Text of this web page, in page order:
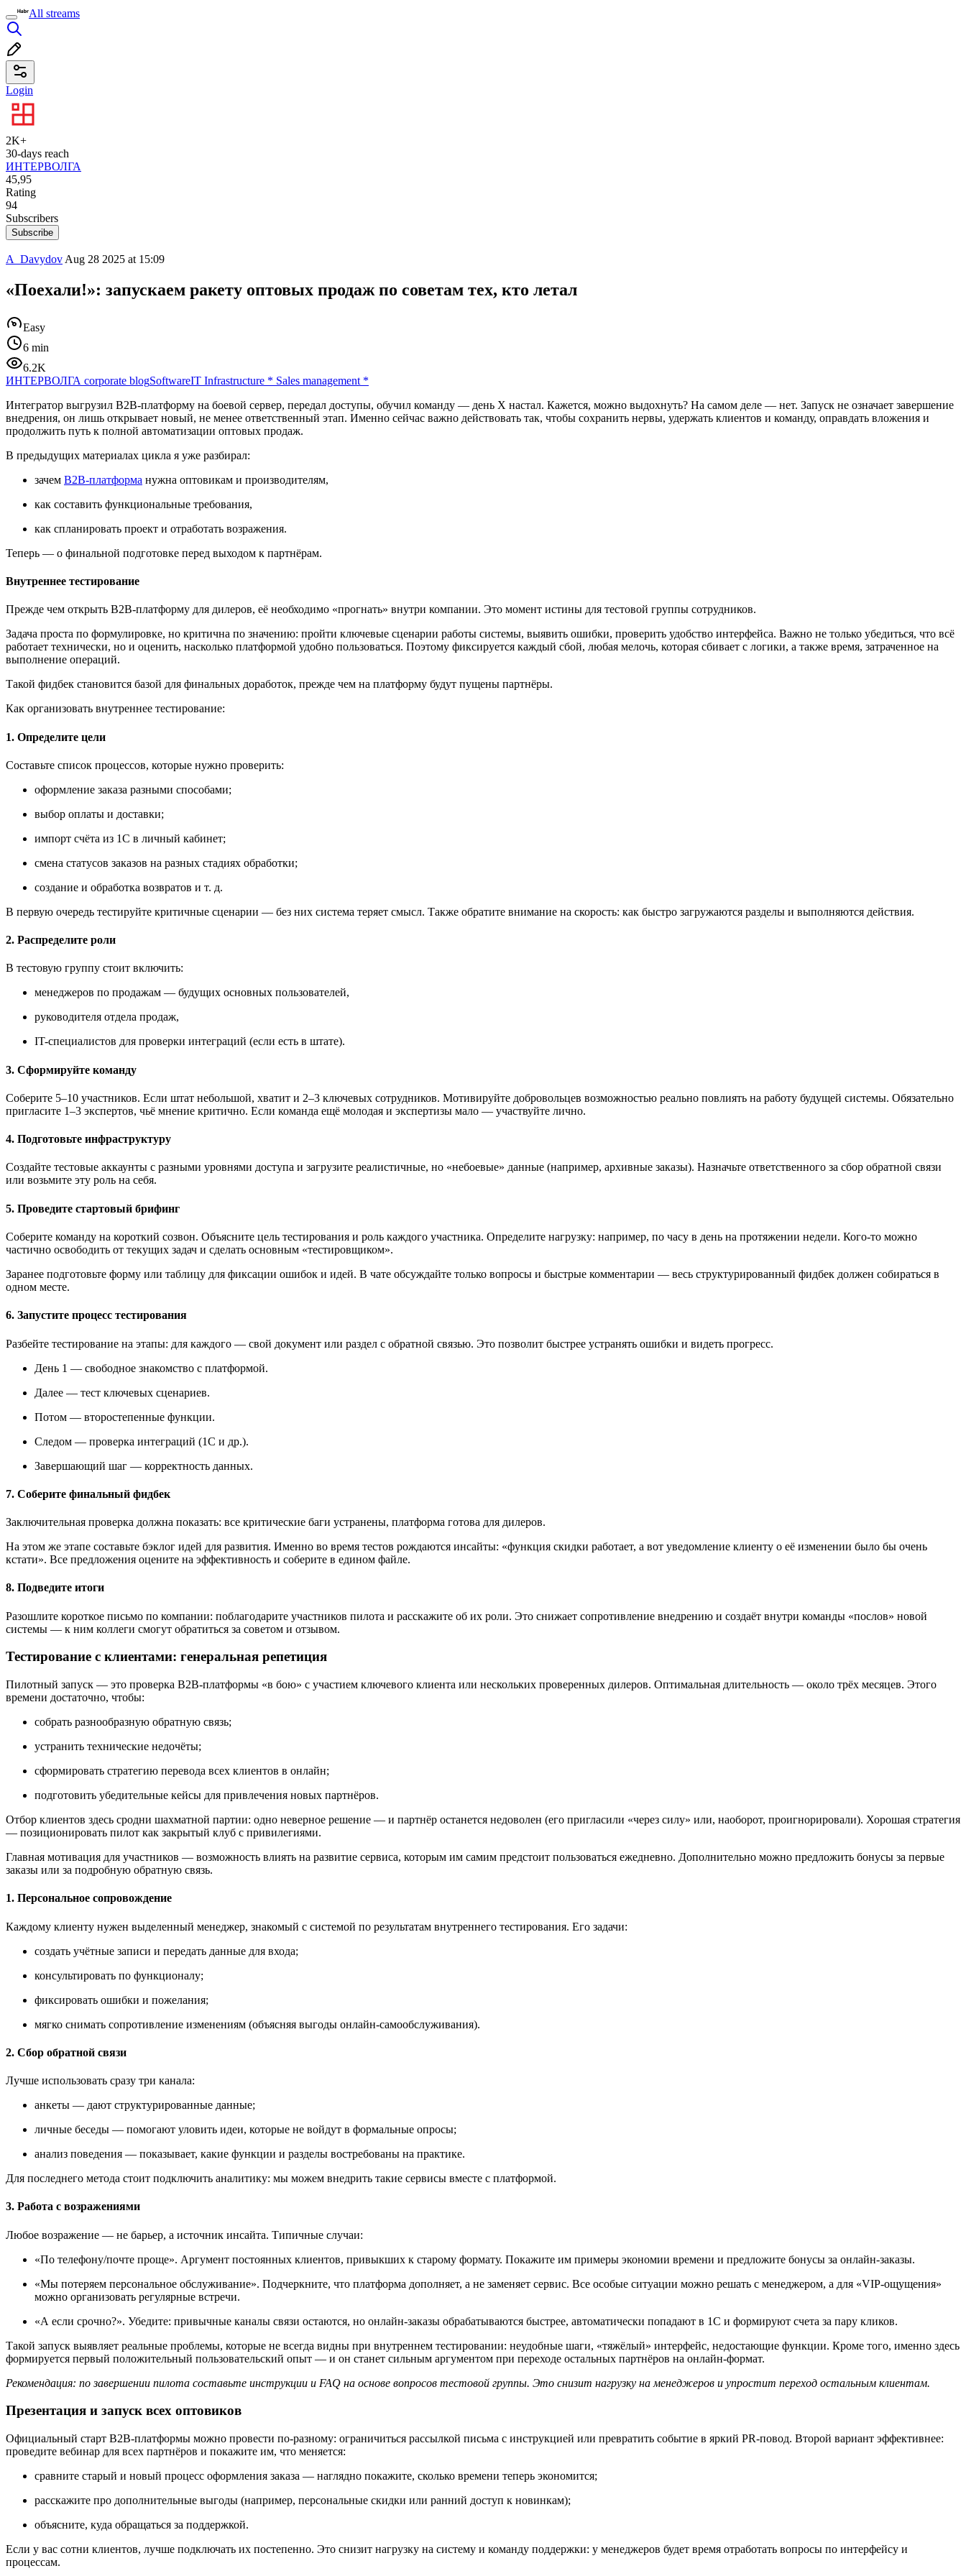
All streams
Login
2K+
30-days reach
ИНТЕРВОЛГА
45,95
Rating
94
Subscribers
Subscribe
A_Davydov Aug 28 2025 at 15:09
«Поехали!»: запускаем ракету оптовых продаж по советам тех, кто летал
Easy
6 min
6.2K
ИНТЕРВОЛГА corporate blogSoftwareIT Infrastructure * Sales management *
Интегратор выгрузил B2B-платформу на боевой сервер, передал доступы, обучил команду — день X настал. Кажется, можно выдохнуть? На самом деле — нет. Запуск не означает завершение
внедрения, он лишь открывает новый, не менее ответственный этап. Именно сейчас важно действовать так, чтобы сохранить нервы, удержать клиентов и команду, оправдать вложения и
продолжить путь к полной автоматизации оптовых продаж.
В предыдущих материалах цикла я уже разбирал:
зачем B2B-платформа нужна оптовикам и производителям,
как составить функциональные требования,
как спланировать проект и отработать возражения.
Теперь — о финальной подготовке перед выходом к партнёрам.
Внутреннее тестирование
Прежде чем открыть B2B-платформу для дилеров, её необходимо «прогнать» внутри компании. Это момент истины для тестовой группы сотрудников.
Задача проста по формулировке, но критична по значению: пройти ключевые сценарии работы системы, выявить ошибки, проверить удобство интерфейса. Важно не только убедиться, что всё
работает технически, но и оценить, насколько платформой удобно пользоваться. Поэтому фиксируется каждый сбой, любая мелочь, которая сбивает с логики, а также время, затраченное на
выполнение операций.
Такой фидбек становится базой для финальных доработок, прежде чем на платформу будут пущены партнёры.
Как организовать внутреннее тестирование:
1. Определите цели
Составьте список процессов, которые нужно проверить:
оформление заказа разными способами;
выбор оплаты и доставки;
импорт счёта из 1С в личный кабинет;
смена статусов заказов на разных стадиях обработки;
создание и обработка возвратов и т. д.
В первую очередь тестируйте критичные сценарии — без них система теряет смысл. Также обратите внимание на скорость: как быстро загружаются разделы и выполняются действия.
2. Распределите роли
В тестовую группу стоит включить:
менеджеров по продажам — будущих основных пользователей,
руководителя отдела продаж,
IT-специалистов для проверки интеграций (если есть в штате).
3. Сформируйте команду
Соберите 5–10 участников. Если штат небольшой, хватит и 2–3 ключевых сотрудников. Мотивируйте добровольцев возможностью реально повлиять на работу будущей системы. Обязательно
пригласите 1–3 экспертов, чьё мнение критично. Если команда ещё молодая и экспертизы мало — участвуйте лично.
4. Подготовьте инфраструктуру
Создайте тестовые аккаунты с разными уровнями доступа и загрузите реалистичные, но «небоевые» данные (например, архивные заказы). Назначьте ответственного за сбор обратной связи
или возьмите эту роль на себя.
5. Проведите стартовый брифинг
Соберите команду на короткий созвон. Объясните цель тестирования и роль каждого участника. Определите нагрузку: например, по часу в день на протяжении недели. Кого-то можно
частично освободить от текущих задач и сделать основным «тестировщиком».
Заранее подготовьте форму или таблицу для фиксации ошибок и идей. В чате обсуждайте только вопросы и быстрые комментарии — весь структурированный фидбек должен собираться в
одном месте.
6. Запустите процесс тестирования
Разбейте тестирование на этапы: для каждого — свой документ или раздел с обратной связью. Это позволит быстрее устранять ошибки и видеть прогресс.
День 1 — свободное знакомство с платформой.
Далее — тест ключевых сценариев.
Потом — второстепенные функции.
Следом — проверка интеграций (1С и др.).
Завершающий шаг — корректность данных.
7. Соберите финальный фидбек
Заключительная проверка должна показать: все критические баги устранены, платформа готова для дилеров.
На этом же этапе составьте бэклог идей для развития. Именно во время тестов рождаются инсайты: «функция скидки работает, а вот уведомление клиенту о её изменении было бы очень
кстати». Все предложения оцените на эффективность и соберите в едином файле.
8. Подведите итоги
Разошлите короткое письмо по компании: поблагодарите участников пилота и расскажите об их роли. Это снижает сопротивление внедрению и создаёт внутри команды «послов» новой
системы — к ним коллеги смогут обратиться за советом и отзывом.
Тестирование с клиентами: генеральная репетиция
Пилотный запуск — это проверка B2B-платформы «в бою» с участием ключевого клиента или нескольких проверенных дилеров. Оптимальная длительность — около трёх месяцев. Этого
времени достаточно, чтобы:
собрать разнообразную обратную связь;
устранить технические недочёты;
сформировать стратегию перевода всех клиентов в онлайн;
подготовить убедительные кейсы для привлечения новых партнёров.
Отбор клиентов здесь сродни шахматной партии: одно неверное решение — и партнёр останется недоволен (его пригласили «через силу» или, наоборот, проигнорировали). Хорошая стратегия
— позиционировать пилот как закрытый клуб с привилегиями.
Главная мотивация для участников — возможность влиять на развитие сервиса, которым им самим предстоит пользоваться ежедневно. Дополнительно можно предложить бонусы за первые
заказы или за подробную обратную связь.
1. Персональное сопровождение
Каждому клиенту нужен выделенный менеджер, знакомый с системой по результатам внутреннего тестирования. Его задачи:
создать учётные записи и передать данные для входа;
консультировать по функционалу;
фиксировать ошибки и пожелания;
мягко снимать сопротивление изменениям (объясняя выгоды онлайн-самообслуживания).
2. Сбор обратной связи
Лучше использовать сразу три канала:
анкеты — дают структурированные данные;
личные беседы — помогают уловить идеи, которые не войдут в формальные опросы;
анализ поведения — показывает, какие функции и разделы востребованы на практике.
Для последнего метода стоит подключить аналитику: мы можем внедрить такие сервисы вместе с платформой.
3. Работа с возражениями
Любое возражение — не барьер, а источник инсайта. Типичные случаи:
«По телефону/почте проще». Аргумент постоянных клиентов, привыкших к старому формату. Покажите им примеры экономии времени и предложите бонусы за онлайн-заказы.
«Мы потеряем персональное обслуживание». Подчеркните, что платформа дополняет, а не заменяет сервис. Все особые ситуации можно решать с менеджером, а для «VIP-ощущения»
можно организовать регулярные встречи.
«А если срочно?». Убедите: привычные каналы связи остаются, но онлайн-заказы обрабатываются быстрее, автоматически попадают в 1С и формируют счета за пару кликов.
Такой запуск выявляет реальные проблемы, которые не всегда видны при внутреннем тестировании: неудобные шаги, «тяжёлый» интерфейс, недостающие функции. Кроме того, именно здесь
формируется первый положительный пользовательский опыт — и он станет сильным аргументом при переходе остальных партнёров на онлайн-формат.
Рекомендация: по завершении пилота составьте инструкции и FAQ на основе вопросов тестовой группы. Это снизит нагрузку на менеджеров и упростит переход остальным клиентам.
Презентация и запуск всех оптовиков
Официальный старт B2B-платформы можно провести по-разному: ограничиться рассылкой письма с инструкцией или превратить событие в яркий PR-повод. Второй вариант эффективнее:
проведите вебинар для всех партнёров и покажите им, что меняется:
сравните старый и новый процесс оформления заказа — наглядно покажите, сколько времени теперь экономится;
расскажите про дополнительные выгоды (например, персональные скидки или ранний доступ к новинкам);
объясните, куда обращаться за поддержкой.
Если у вас сотни клиентов, лучше подключать их постепенно. Это снизит нагрузку на систему и команду поддержки: у менеджеров будет время отработать вопросы по интерфейсу и
процессам.